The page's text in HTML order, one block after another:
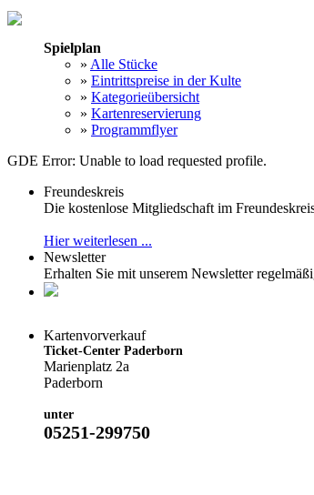
Spielplan
» Alle Stücke
» Eintrittspreise in der Kulte
» Kategorieübersicht
» Kartenreservierung
» Programmflyer
GDE Error: Unable to load requested profile.
Freundeskreis
Die kostenlose Mitgliedschaft im
Hier weiterlesen ...
Newsletter
Erhalten Sie mit unserem Newsletter
Kartenvorverkauf
Ticket-Center Paderborn
Marienplatz 2a
Paderborn
unter
05251-299750